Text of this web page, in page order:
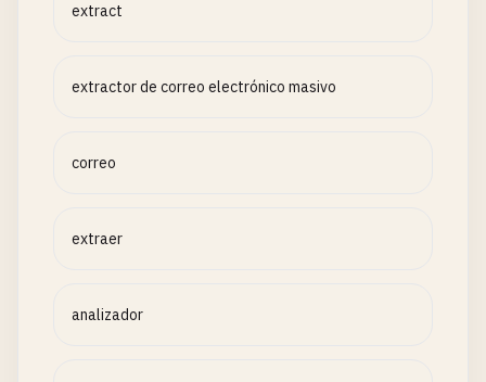
extract
extractor de correo electrónico masivo
correo
extraer
analizador